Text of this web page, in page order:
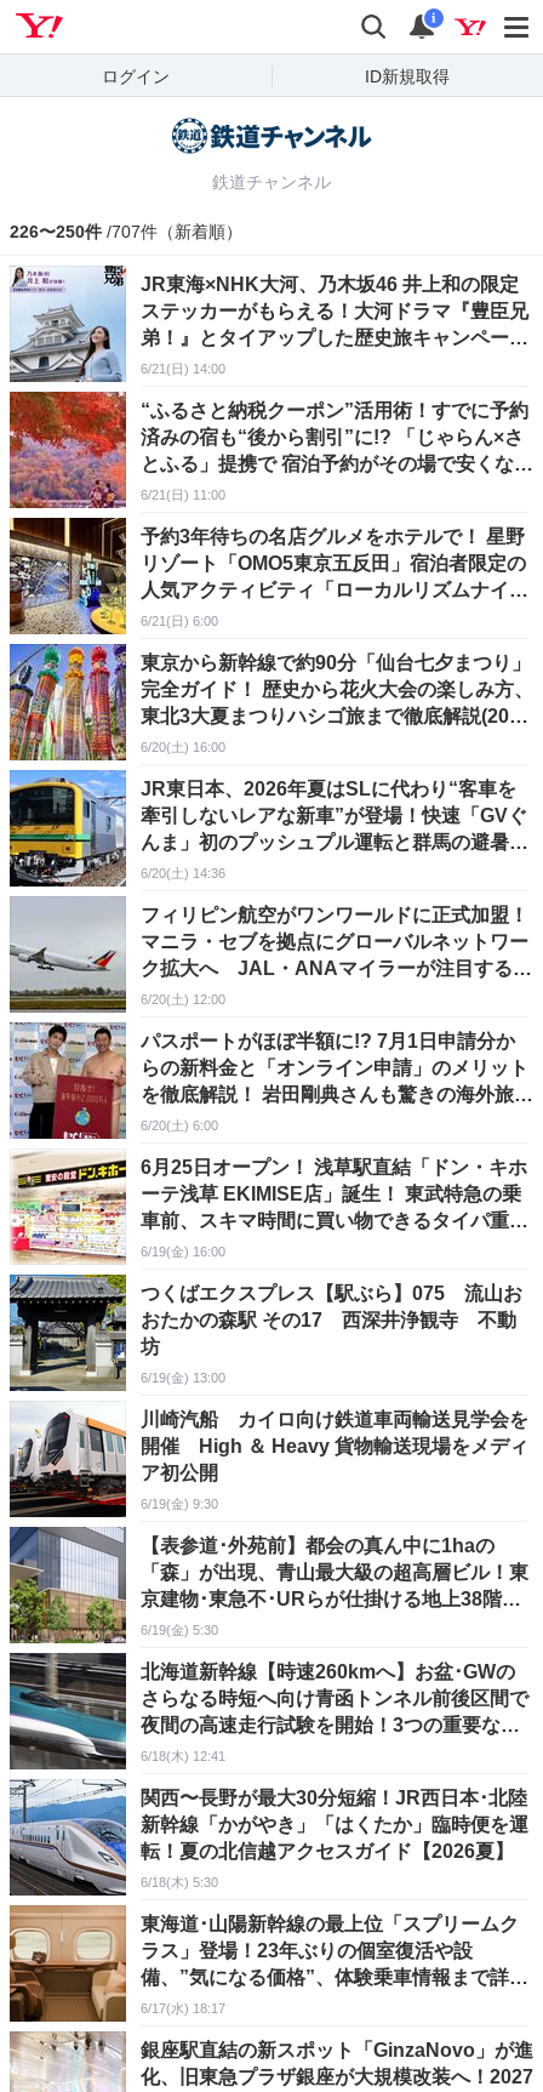
検索 通知
i
ログイン ID新規取得
鉄道チャンネル
226〜250件 /707件（新着順）
JR東海×NHK大河、乃木坂46 井上和の限定
ステッカーがもらえる！大河ドラマ『豊臣兄
弟！』とタイアップした歴史旅キャンペーン
が始動
6/21(日) 14:00
“ふるさと納税クーポン”活用術！すでに予約
済みの宿も“後から割引”に!? 「じゃらん×さ
とふる」提携で 宿泊予約がその場で安くなる
【今秋スタート】
6/21(日) 11:00
予約3年待ちの名店グルメをホテルで！ 星野
リゾート「OMO5東京五反田」宿泊者限定の
人気アクティビティ「ローカルリズムナイ
ト」体験レポ
6/21(日) 6:00
東京から新幹線で約90分「仙台七夕まつり」
完全ガイド！ 歴史から花火大会の楽しみ方、
東北3大夏まつりハシゴ旅まで徹底解説(2026
年版)
6/20(土) 16:00
JR東日本、2026年夏はSLに代わり“客車を
牽引しないレアな新車”が登場！快速「GVぐ
んま」初のプッシュプル運転と群馬の避暑旅
ガイド
6/20(土) 14:36
フィリピン航空がワンワールドに正式加盟！
マニラ・セブを拠点にグローバルネットワー
ク拡大へ JAL・ANAマイラーが注目する理
由とは？
6/20(土) 12:00
パスポートがほぼ半額に!? 7月1日申請分か
らの新料金と「オンライン申請」のメリット
を徹底解説！ 岩田剛典さんも驚きの海外旅行
最新事情
6/20(土) 6:00
6月25日オープン！ 浅草駅直結「ドン・キホ
ーテ浅草 EKIMISE店」誕生！ 東武特急の乗
車前、スキマ時間に買い物できるタイパ重視
の新拠点
6/19(金) 16:00
つくばエクスプレス【駅ぶら】075 流山お
おたかの森駅 その17 西深井浄観寺 不動
坊
6/19(金) 13:00
川崎汽船 カイロ向け鉄道車両輸送見学会を
開催 High ＆ Heavy 貨物輸送現場をメディ
ア初公開
6/19(金) 9:30
【表参道･外苑前】都会の真ん中に1haの
「森」が出現、青山最大級の超高層ビル！東
京建物･東急不･URらが仕掛ける地上38階の
巨大複合施設
6/19(金) 5:30
北海道新幹線【時速260kmへ】お盆･GWの
さらなる時短へ向け青函トンネル前後区間で
夜間の高速走行試験を開始！3つの重要な試
験項目とは？
6/18(木) 12:41
関西〜長野が最大30分短縮！JR西日本･北陸
新幹線「かがやき」「はくたか」臨時便を運
転！夏の北信越アクセスガイド【2026夏】
6/18(木) 5:30
東海道･山陽新幹線の最上位「スプリームク
ラス」登場！23年ぶりの個室復活や設
備、”気になる価格”、体験乗車情報まで詳し
くご紹介！
6/17(水) 18:17
銀座駅直結の新スポット「GinzaNovo」が進
化、旧東急プラザ銀座が大規模改装へ！2027